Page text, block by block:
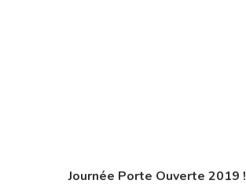
Journée Porte Ouverte 2019 !